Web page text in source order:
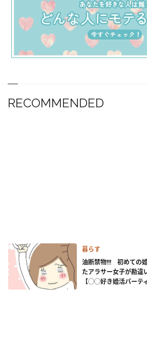
RECOMMENDED
暮らす
油断禁物!!! 初めての
たアラサー女子が勘
【◯◯好き婚活パーテ